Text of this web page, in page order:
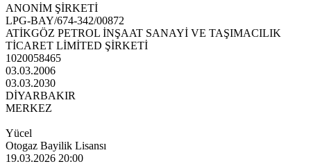
ANONİM ŞİRKETİ
LPG-BAY/674-342/00872
ATİKGÖZ PETROL İNŞAAT SANAYİ VE TAŞIMACILIK
TİCARET LİMİTED ŞİRKETİ
1020058465
03.03.2006
03.03.2030
DİYARBAKIR
MERKEZ
Yücel
Otogaz Bayilik Lisansı
19.03.2026 20:00